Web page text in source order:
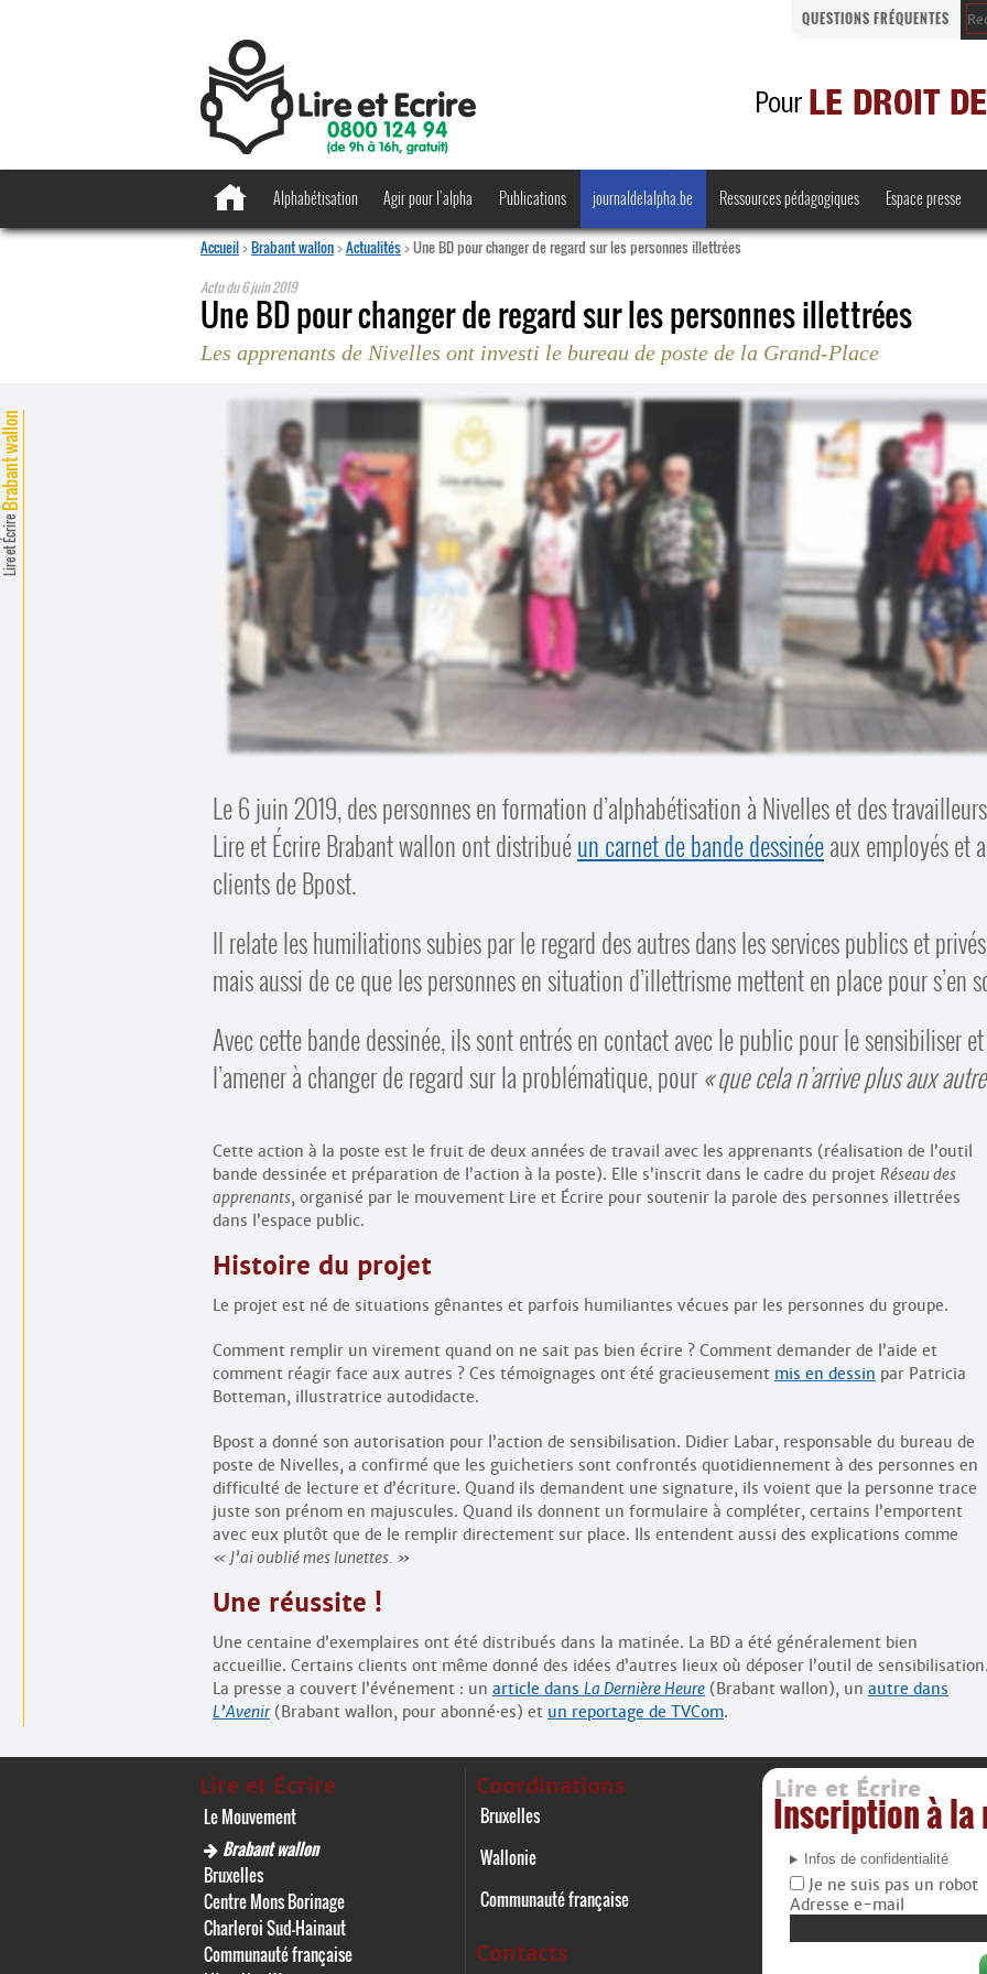
QUESTIONS FRÉQUENTES
Alphabétisation Agir pour l’alpha
Regards croisés
Publications
·
journaldelalpha.be Ressources pédagogiques
Comprendre et parler
Bienvenue en Belgique
Espace presse
Accueil>Brabant wallon>Actualités>Une BD pour changer de regard sur les personnes illettrées
Actu du6 juin 2019
Une BD pour changer de regard sur les personnes illettrées
Les apprenants de Nivelles ont investi le bureau de poste de la Grand-Place
Lire et Écrire
wallon
Le 6 juin 2019, des personnes en formation d’alphabétisation à Nivelles et des
Lire et Écrire Brabant wallon ont distribuéun carnet de bande dessinéeaux employés et
clients de Bpost.
Il relate les humiliations subies par le regard des autres dans les services publics et
mais aussi de ce que les personnes en situation d’illettrisme mettent en place pour s’en
Avec cette bande dessinée, ils sont entrés en contact avec le public pour le sensibiliser et
l’amener à changer de regard sur la problématique, pour que cela n’arrive plus aux
Cette action à la poste est le fruit de deux années de travail avec les apprenants (réalisation de l’outil
bande dessinée et préparation de l’action à la poste). Elle s’inscrit dans le cadre du projet Réseau des
apprenants, organisé par le mouvement Lire et Écrire pour soutenir la parole des personnes illettrées
dans l’espace public.
Histoire du projet
Le projet est né de situations gênantes et parfois humiliantes vécues par les personnes du groupe.
Comment remplir un virement quand on ne sait pas bien écrire ? Comment demander de l’aide et
comment réagir face aux autres ? Ces témoignages ont été gracieusement mis en dessin par Patricia
Botteman, illustratrice autodidacte.
Bpost a donné son autorisation pour l’action de sensibilisation. Didier Labar, responsable du bureau de
poste de Nivelles, a confirmé que les guichetiers sont confrontés quotidiennement à des personnes en
difficulté de lecture et d’écriture. Quand ils demandent une signature, ils voient que la personne trace
juste son prénom en majuscules. Quand ils donnent un formulaire à compléter, certains l’emportent
avec eux plutôt que de le remplir directement sur place. Ils entendent aussi des explications comme
J’ai oublié mes lunettes.
Une réussite !
Une centaine d’exemplaires ont été distribués dans la matinée. La BD a été généralement bien
accueillie. Certains clients ont même donné des idées d’autres lieux où déposer l’outil de sensibilisation.
La presse a couvert l’événement : un article dans La Dernière Heure (Brabant wallon), un autre dans
L’Avenir(Brabant wallon, pour abonné·es) et un reportage de TVCom.
Lire et Écrire
Le Mouvement
Brabant wallon
Bruxelles
Centre Mons Borinage
Charleroi Sud-Hainaut
Communauté française
Coordinations
Bruxelles
Wallonie
Communauté française
Contacts
Lire et Écrire
Inscription à la
Infos de confidentialité
Je ne suis pas un robot
Adresse e-mail